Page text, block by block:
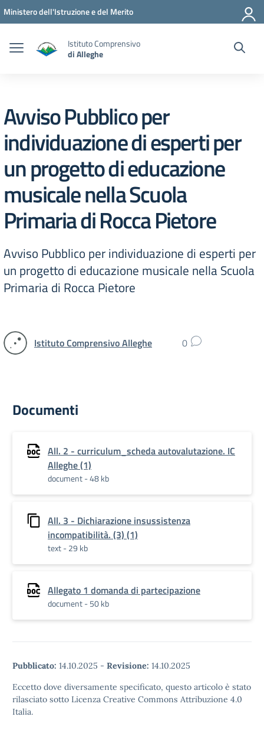
Vai ai contenuti
Vai al menu di navigazione
Vai al footer
Ministero dell'Istruzione e del Merito
Istituto Comprensivo
di Alleghe
Avviso Pubblico per
individuazione di esperti per
un progetto di educazione
musicale nella Scuola
Primaria di Rocca Pietore
Avviso Pubblico per individuazione di esperti per
un progetto di educazione musicale nella Scuola
Primaria di Rocca Pietore
Istituto Comprensivo Alleghe 0
Documenti
All. 2 - curriculum_scheda autovalutazione. IC
Alleghe (1)
document - 48 kb
All. 3 - Dichiarazione insussistenza
incompatibilità. (3) (1)
text - 29 kb
Allegato 1 domanda di partecipazione
document - 50 kb
Pubblicato: 14.10.2025 - Revisione: 14.10.2025
Eccetto dove diversamente specificato, questo articolo è stato
rilasciato sotto Licenza Creative Commons Attribuzione 4.0
Italia.